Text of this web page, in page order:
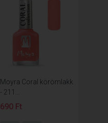
Moyra Coral körömlakk
- 211...
690 Ft